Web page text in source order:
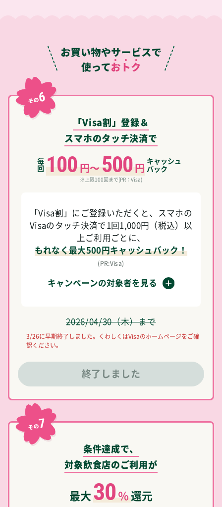
その6
「Visa割」登録＆
スマホのタッチ決済で
毎
回 100円～500円 キャッシュ
バック
※上限100回まで(PR：Visa)
「Visa割」にご登録いただくと、スマホの
Visaのタッチ決済で1回1,000円（税込）以
上ご利用ごとに、
もれなく最大500円キャッシュバック！
(PR:Visa)
キャンペーンの対象者を見る
2026/04/30（木）まで
3/26に早期終了しました。くわしくはVisaのホームページをご確
認ください。
終了しました
その7
条件達成で、
対象飲食店のご利用が
最大30％還元